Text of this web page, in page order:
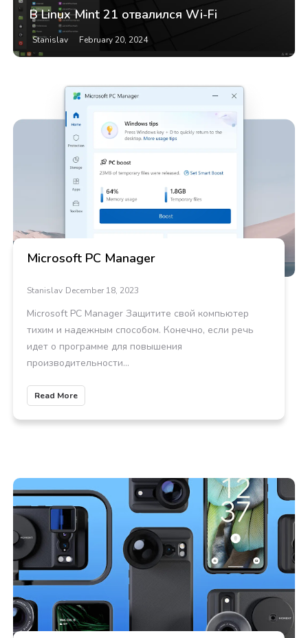
В Linux Mint 21 отвалился Wi-Fi
Stanislav February 20, 2024
Microsoft PC Manager
Stanislav December 18, 2023
Microsoft PC Manager Защитите свой компьютер
тихим и надежным способом. Конечно, если речь
идет о программе для повышения
производительности...
Read More